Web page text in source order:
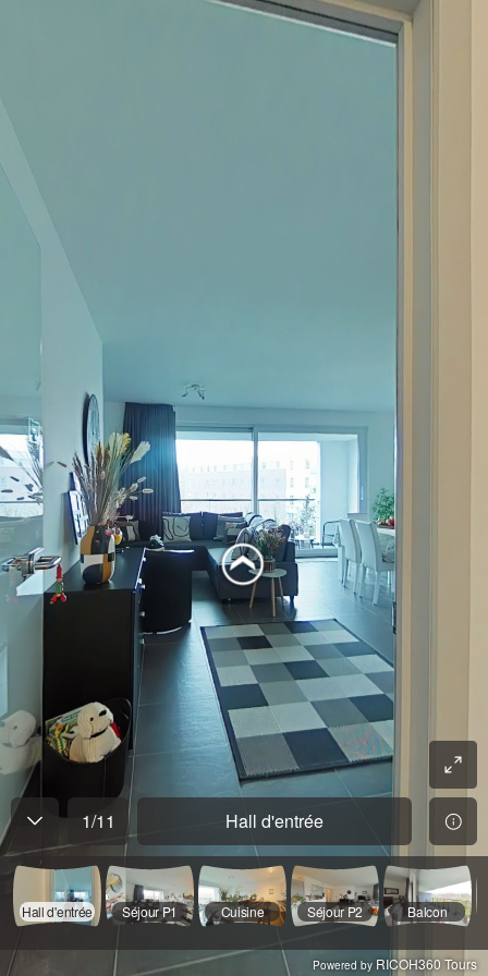
1/11 Hall d'entrée
Hall d'entrée Séjour P1 Cuisine Séjour P2 Balcon
Powered by RICOH360 Tours